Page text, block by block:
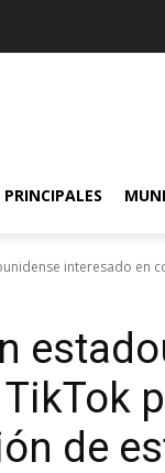
interesado en
de